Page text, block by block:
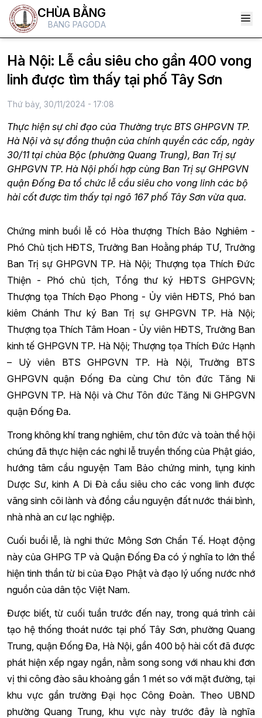
CHÙA BẰNG
BANG PAGODA
Hà Nội: Lễ cầu siêu cho gần 400 vong
linh được tìm thấy tại phố Tây Sơn
Thứ bảy, 30/11/2024 - 17:08
Thực hiện sự chỉ đạo của Thường trực BTS GHPGVN TP.
Hà Nội và sự đồng thuận của chính quyền các cấp, ngày
30/11 tại chùa Bộc (phường Quang Trung), Ban Trị sự
GHPGVN TP. Hà Nội phối hợp cùng Ban Trị sự GHPGVN
quận Đống Đa tổ chức lễ cầu siêu cho vong linh các bộ
hài cốt được tìm thấy tại ngõ 167 phố Tây Sơn vừa qua.
Chứng minh buổi lễ có Hòa thượng Thích Bảo Nghiêm -
Phó Chủ tịch HĐTS, Trưởng Ban Hoằng pháp TƯ, Trưởng
Ban Trị sự GHPGVN TP. Hà Nội; Thượng tọa Thích Đức
Thiện - Phó chủ tịch, Tổng thư ký HĐTS GHPGVN;
Thượng tọa Thích Đạo Phong - Ủy viên HĐTS, Phó ban
kiêm Chánh Thư ký Ban Trị sự GHPGVN TP. Hà Nội;
Thượng tọa Thích Tâm Hoan - Ủy viên HĐTS, Trưởng Ban
kinh tế GHPGVN TP. Hà Nội; Thượng tọa Thích Đức Hạnh
– Uỷ viên BTS GHPGVN TP. Hà Nội, Trưởng BTS
GHPGVN quận Đống Đa cùng Chư tôn đức Tăng Ni
GHPGVN TP. Hà Nội và Chư Tôn đức Tăng Ni GHPGVN
quận Đống Đa.
Trong không khí trang nghiêm, chư tôn đức và toàn thể hội
chúng đã thực hiện các nghi lễ truyền thống của Phật giáo,
hướng tâm cầu nguyện Tam Bảo chứng minh, tụng kinh
Dược Sư, kinh A Di Đà cầu siêu cho các vong linh được
vãng sinh cõi lành và đồng cầu nguyện đất nước thái bình,
nhà nhà an cư lạc nghiệp.
Cuối buổi lễ, là nghi thức Mông Sơn Chẩn Tế. Hoạt động
này của GHPG TP và Quận Đống Đa có ý nghĩa to lớn thể
hiện tinh thần từ bi của Đạo Phật và đạo lý uống nước nhớ
nguồn của dân tộc Việt Nam.
Được biết, từ cuối tuần trước đến nay, trong quá trình cải
tạo hệ thống thoát nước tại phố Tây Sơn, phường Quang
Trung, quận Đống Đa, Hà Nội, gần 400 bộ hài cốt đã được
phát hiện xếp ngay ngắn, nằm song song với nhau khi đơn
vị thi công đào sâu khoảng gần 1 mét so với mặt đường, tại
khu vực gần trường Đại học Công Đoàn. Theo UBND
phường Quang Trung, khu vực này trước đây là nghĩa